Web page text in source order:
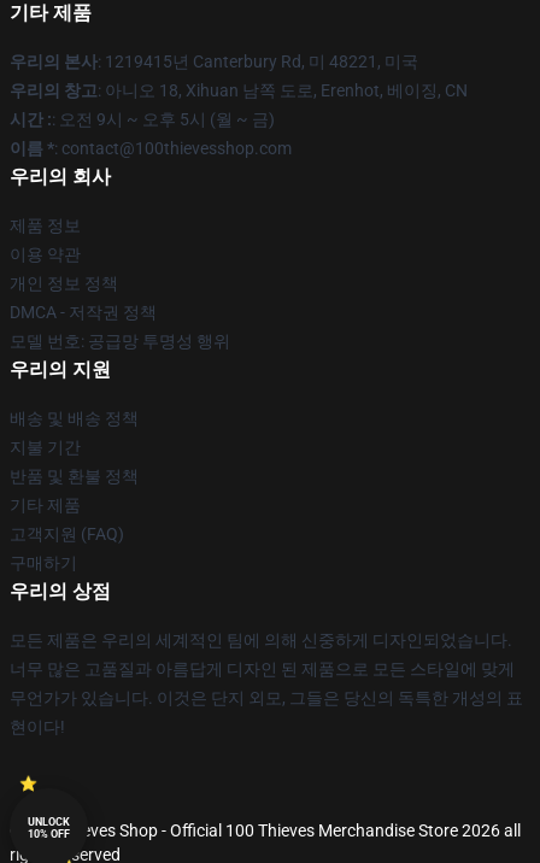
기타 제품
우리의 본사: 1219415년 Canterbury Rd, 미 48221, 미국
우리의 창고: 아니오 18, Xihuan 남쪽 도로, Erenhot, 베이징, CN
시간 :: 오전 9시 ~ 오후 5시 (월 ~ 금)
이름 *: contact@100thievesshop.com
우리의 회사
제품 정보
이용 약관
개인 정보 정책
DMCA - 저작권 정책
모델 번호: 공급망 투명성 행위
우리의 지원
배송 및 배송 정책
지불 기간
반품 및 환불 정책
기타 제품
고객지원 (FAQ)
구매하기
우리의 상점
모든 제품은 우리의 세계적인 팀에 의해 신중하게 디자인되었습니다.
너무 많은 고품질과 아름답게 디자인 된 제품으로 모든 스타일에 맞게
무언가가 있습니다. 이것은 단지 외모, 그들은 당신의 독특한 개성의 표
현이다!
© 100 Thieves Shop - Official 100 Thieves Merchandise Store 2026 all
rights reserved
UNLOCK
10% OFF